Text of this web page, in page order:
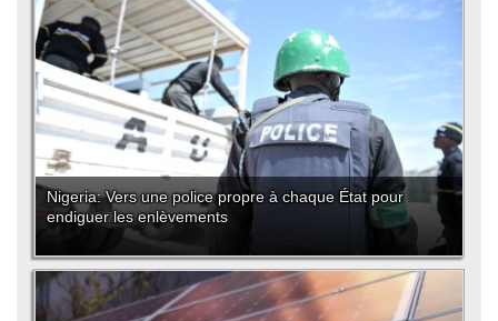
Nigeria: Vers une police propre à chaque État pour
endiguer les enlèvements